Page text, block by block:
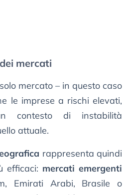
mercati
mercato – in questo caso
le imprese a rischi elevati,
contesto di instabilità
attuale.
rappresenta quindi
efficaci: mercati emergenti
Emirati Arabi, Brasile o